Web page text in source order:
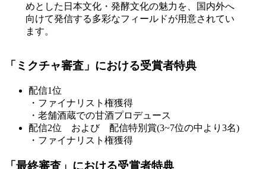
めとした日本文化・発酵文化の魅力を、国内外へ
向けて発信する多彩なフィールドが用意されてい
ます。
「ミクチャ審査」における受賞者特典
配信1位
・ファイナリスト権獲得
・老舗酒蔵での甘酒プロデュース
配信2位 および 配信特別賞(3~7位の中より3名)
・ファイナリスト権獲得
「最終審査」における受賞者特典